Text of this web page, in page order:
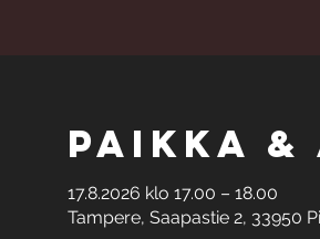
Paikka &
17.8.2026 klo 17.00 – 18.00
Tampere, Saapastie 2, 33950